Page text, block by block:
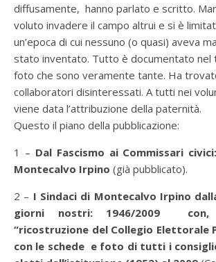
diffusamente, hanno parlato e scritto.
voluto invadere il campo altrui e si è
un’epoca di cui nessuno (o quasi) aveva
stato inventato. Tutto è documentato nel
foto che sono veramente tante. Ha
collaboratori disinteressati. A tutti nei
viene data l’attribuzione della paternità.
Questo il piano della pubblicazione:
1 – Dal Fascismo ai Commissari
Montecalvo Irpino (già pubblicato).
2 – I Sindaci di Montecalvo Irpino
giorni nostri: 1946/2009
“ricostruzione del Collegio Elettorale
con le schede e foto di tutti i